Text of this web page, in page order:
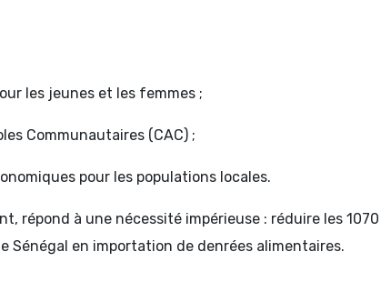
les jeunes et les femmes ;
Communautaires (CAC) ;
pour les populations locales.
répond à une nécessité impérieuse : réduire les 1070
Sénégal en importation de denrées alimentaires.